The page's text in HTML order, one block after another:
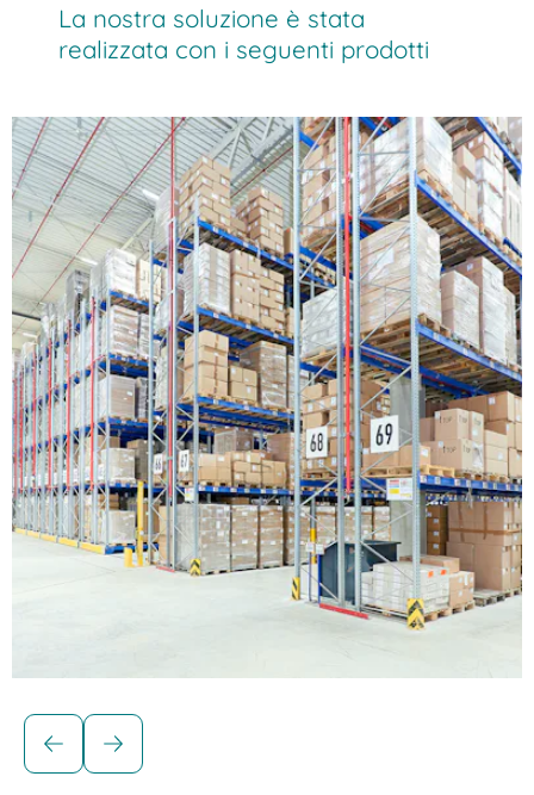
La nostra soluzione è stata
realizzata con i seguenti prodotti
Soluzioni per carichi pallettizzati